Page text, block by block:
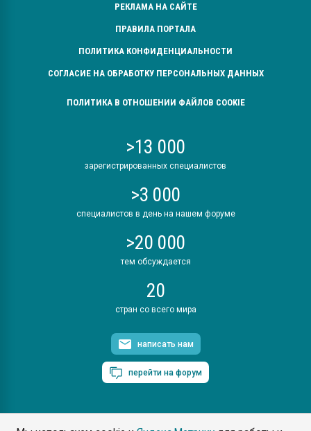
РЕКЛАМА НА САЙТЕ
ПРАВИЛА ПОРТАЛА
ПОЛИТИКА КОНФИДЕНЦИАЛЬНОСТИ
СОГЛАСИЕ НА ОБРАБОТКУ ПЕРСОНАЛЬНЫХ ДАННЫХ
ПОЛИТИКА В ОТНОШЕНИИ ФАЙЛОВ COOKIE
>13 000
зарегистрированных специалистов
>3 000
специалистов в день на нашем форуме
>20 000
тем обсуждается
20
стран со всего мира
написать нам
перейти на форум